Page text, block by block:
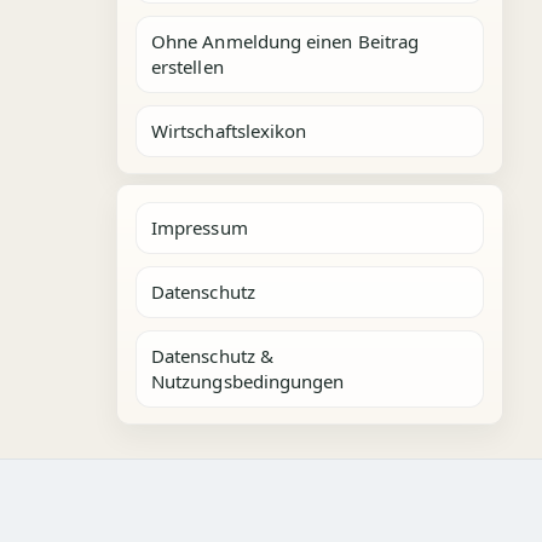
Ohne Anmeldung einen Beitrag
erstellen
Wirtschaftslexikon
Impressum
Datenschutz
Datenschutz &
Nutzungsbedingungen